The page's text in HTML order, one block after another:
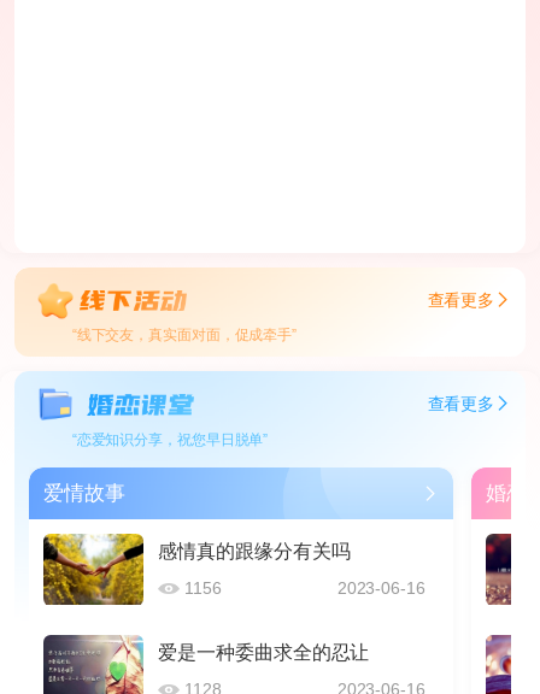
查看更多
“线下交友，真实面对面，促成牵手”
查看更多
“恋爱知识分享，祝您早日脱单”
爱情故事
感情真的跟缘分有关吗
1156 2023-06-16
爱是一种委曲求全的忍让
1128 2023-06-16
婚恋